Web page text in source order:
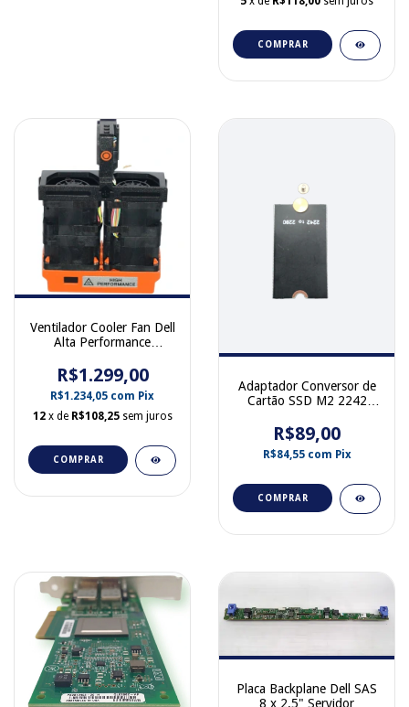
COMPRAR
Ventilador Cooler Fan Dell
Alta Performance
R650 R6525 0MT78P
R$1.299,00
R$1.234,05 com Pix
12 x de R$108,25 sem juros
COMPRAR
Adaptador Conversor de
Cartão SSD M2 2242
R$89,00
R$84,55 com Pix
COMPRAR
Placa Backplane Dell SAS
8 x 2.5" Servidor